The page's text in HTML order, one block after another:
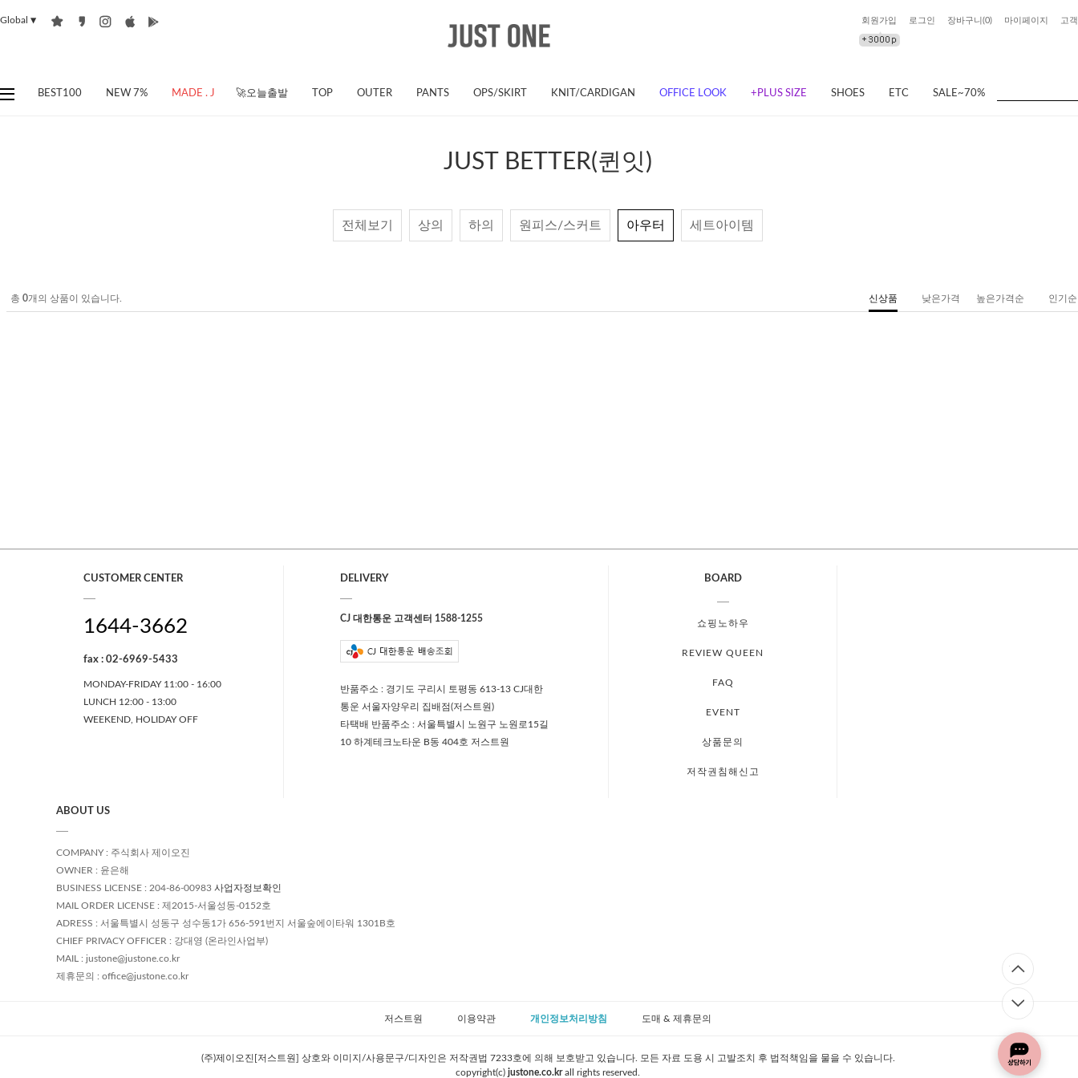
Global ▼ 회원가입 로그인 장바구니(0) 마이페이지 고
BEST100 NEW 7% MADE . J 🚀오늘출발 TOP OUTER PANTS OPS/SKIRT KNIT/CARDIGAN OFFICE LOOK +PLUS SIZE SHOES ETC SALE~70%
JUST BETTER(퀸잇)
전체보기 상의 하의 원피스/스커트 아우터 세트아이템
총 0개의 상품이 있습니다. 신상품 낮은가격 높은가격순 인기순
CUSTOMER CENTER
1644-3662
fax : 02-6969-5433
MONDAY-FRIDAY 11:00 - 16:00
LUNCH 12:00 - 13:00
WEEKEND, HOLIDAY OFF
DELIVERY
CJ 대한통운 고객센터 1588-1255
반품주소 : 경기도 구리시 토평동 613-13 CJ대한
통운 서울자양우리 집배점(저스트원)
타택배 반품주소 : 서울특별시 노원구 노원로15길
10 하계테크노타운 B동 404호 저스트원
BOARD
쇼핑노하우
REVIEW QUEEN
FAQ
EVENT
상품문의
저작권침해신고
ABOUT US
COMPANY : 주식회사 제이오진
OWNER : 윤은해
BUSINESS LICENSE : 204-86-00983 사업자정보확인
MAIL ORDER LICENSE : 제2015-서울성동-0152호
ADRESS : 서울특별시 성동구 성수동1가 656-591번지 서울숲에이타워 1301B호
CHIEF PRIVACY OFFICER : 강대영 (온라인사업부)
MAIL : justone@justone.co.kr
제휴문의 : office@justone.co.kr
저스트원 이용약관 개인정보처리방침 도매 & 제휴문의
(주)제이오진[저스트원] 상호와 이미지/사용문구/디자인은 저작권법 7233호에 의해 보호받고 있습니다. 모든 자료 도용 시 고발조치 후 법적책임을 물을 수 있습니다.
copyright(c) justone.co.krall rights reserved.